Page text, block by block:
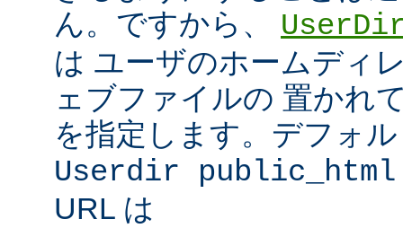
ん。ですから、
は ユーザのホームディ
ェブファイルの 置かれ
を指定します。デフォ
Userdir public_html
URL は